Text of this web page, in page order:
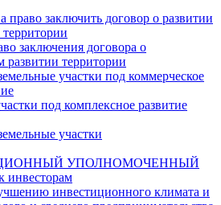
право заключить договор о развитии
территории
заключения договора о
развитии территории
участки под коммерческое
под комплексное развитие
участки
УПОЛНОМОЧЕННЫЙ
инвесторам
инвестиционного климата и